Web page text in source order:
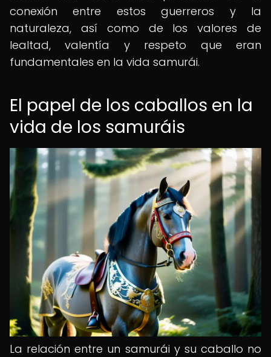
conexión entre estos guerreros y la
naturaleza, así como de los valores de
lealtad, valentía y respeto que eran
fundamentales en la vida samurái.
El papel de los caballos en la
vida de los samuráis
La relación entre un samurái y su caballo no